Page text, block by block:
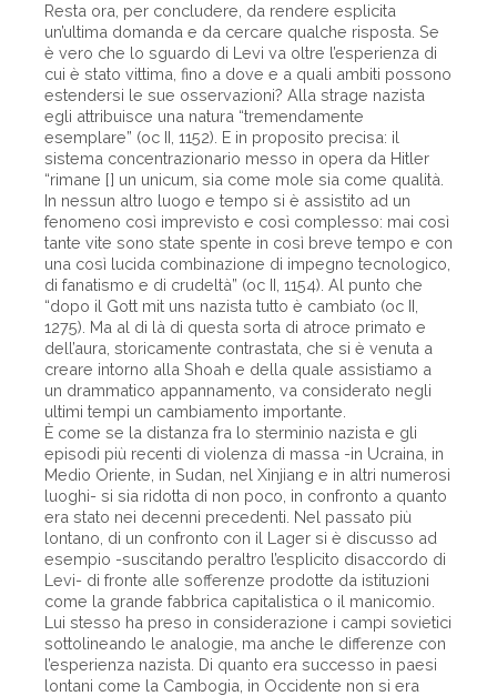
Resta ora, per concludere, da rendere esplicita
un’ultima domanda e da cercare qualche risposta. Se
è vero che lo sguardo di Levi va oltre l’esperienza di
cui è stato vittima, fino a dove e a quali ambiti possono
estendersi le sue osservazioni? Alla strage nazista
egli attribuisce una natura “tremendamente
esemplare” (oc II, 1152). E in proposito precisa: il
sistema concentrazionario messo in opera da Hitler
“rimane [] un unicum, sia come mole sia come qualità.
In nessun altro luogo e tempo si è assistito ad un
fenomeno così imprevisto e così complesso: mai così
tante vite sono state spente in così breve tempo e con
una così lucida combinazione di impegno tecnologico,
di fanatismo e di crudeltà” (oc II, 1154). Al punto che
“dopo il Gott mit uns nazista tutto è cambiato (oc II,
1275). Ma al di là di questa sorta di atroce primato e
dell’aura, storicamente contrastata, che si è venuta a
creare intorno alla Shoah e della quale assistiamo a
un drammatico appannamento, va considerato negli
ultimi tempi un cambiamento importante.
È come se la distanza fra lo sterminio nazista e gli
episodi più recenti di violenza di massa -in Ucraina, in
Medio Oriente, in Sudan, nel Xinjiang e in altri numerosi
luoghi- si sia ridotta di non poco, in confronto a quanto
era stato nei decenni precedenti. Nel passato più
lontano, di un confronto con il Lager si è discusso ad
esempio -suscitando peraltro l’esplicito disaccordo di
Levi- di fronte alle sofferenze prodotte da istituzioni
come la grande fabbrica capitalistica o il manicomio.
Lui stesso ha preso in considerazione i campi sovietici
sottolineando le analogie, ma anche le differenze con
l’esperienza nazista. Di quanto era successo in paesi
lontani come la Cambogia, in Occidente non si era